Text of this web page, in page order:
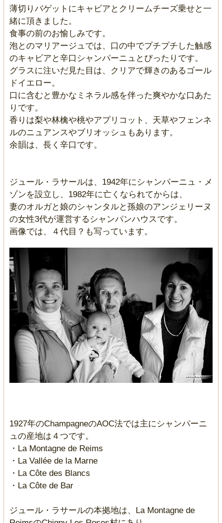
薄切りバゲットにキャビアとクリームチーズ乗せと一
緒に頂きました。
食事の前のお愉しみです。
泡とのマリアージュでは、口の中でプチプチした触感
のキャビアと辛口シャンパーニュとぴったりです。
グラスに注いだ見た目は、クリアで輝きのあるゴール
ドイエロー。
口に含むと豊かなミネラル感を伴った爽やかな口あた
りです。
香りは梨や林檎や桃やアプリコット、天草やフェンネ
ルのニュアンスやブリオッシュもあります。
余韻は、長く辛口です。
ジュール・ラサールは、1942年にシャンパーニュ・メ
ゾンを設立し、1982年に亡くなられてからは、
妻のオルガと娘のシャンタルと孫娘のアンジェリーヌ
の女性3代が運営するシャンパンハウスです。
画像では、４代目？も写っています。
1927年のChampagneのAOC法では主にシャンパーニ
ュの産地は４つです。
・La Montagne de Reims
・La Vallée de la Marne
・La Côte des Blancs
・La Côte de Bar
ジュール・ラサールの本拠地は、La Montagne de